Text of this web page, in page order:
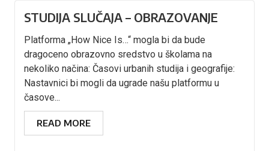
STUDIJA SLUČAJA – OBRAZOVANJE
Platforma „How Nice Is…“ mogla bi da bude
dragoceno obrazovno sredstvo u školama na
nekoliko načina: Časovi urbanih studija i geografije:
Nastavnici bi mogli da ugrade našu platformu u
časove...
READ MORE